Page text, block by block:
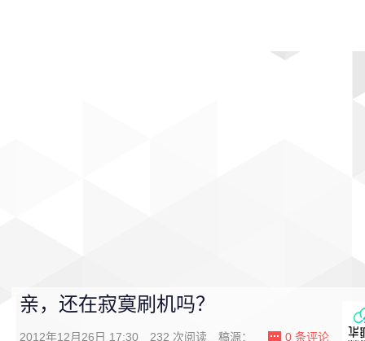
亲，还在寂寞刷机吗？
2012年12月26日 17:30 232 次阅读 稿源： 0 条评论